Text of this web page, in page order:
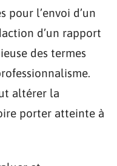
pour l’envoi d’un
d’un rapport
des termes
altérer la
porter atteinte à